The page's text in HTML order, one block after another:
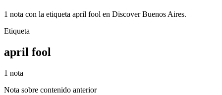
1 nota con la etiqueta april fool en Discover Buenos Aires.
Etiqueta
april fool
1 nota
Nota sobre contenido anterior